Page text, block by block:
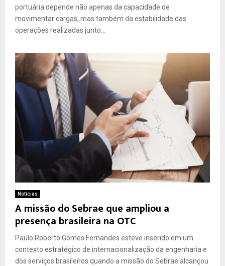
portuária depende não apenas da capacidade de
movimentar cargas, mas também da estabilidade das
operações realizadas junto...
Notícias
A missão do Sebrae que ampliou a
presença brasileira na OTC
Paulo Roberto Gomes Fernandes esteve inserido em um
contexto estratégico de internacionalização da engenharia e
dos serviços brasileiros quando a missão do Sebrae alcançou